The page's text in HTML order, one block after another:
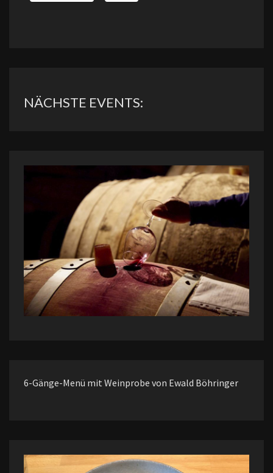
NÄCHSTE EVENTS:
6-Gänge-Menü mit Weinprobe von Ewald Böhringer